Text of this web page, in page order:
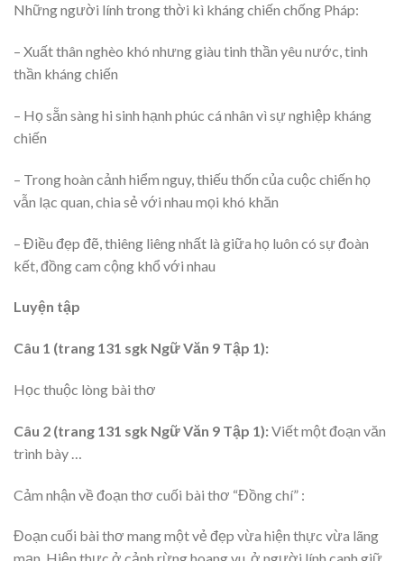
Những người lính trong thời kì kháng chiến chống Pháp:
– Xuất thân nghèo khó nhưng giàu tinh thần yêu nước, tinh
thần kháng chiến
– Họ sẵn sàng hi sinh hạnh phúc cá nhân vì sự nghiệp kháng
chiến
– Trong hoàn cảnh hiểm nguy, thiếu thốn của cuộc chiến họ
vẫn lạc quan, chia sẻ với nhau mọi khó khăn
– Điều đẹp đẽ, thiêng liêng nhất là giữa họ luôn có sự đoàn
kết, đồng cam cộng khổ với nhau
Luyện tập
Câu 1 (trang 131 sgk Ngữ Văn 9 Tập 1):
Học thuộc lòng bài thơ
Câu 2 (trang 131 sgk Ngữ Văn 9 Tập 1):Viết một đoạn văn
trình bày …
Cảm nhận về đoạn thơ cuối bài thơ “Đồng chí” :
Đoạn cuối bài thơ mang một vẻ đẹp vừa hiện thực vừa lãng